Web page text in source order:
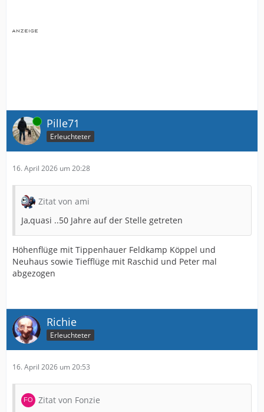
Online Pille71
Erleuchteter
16. April 2026 um 20:28
Zitat von ami
Ja,quasi ..50 Jahre auf der Stelle getreten
Höhenflüge mit Tippenhauer Feldkamp Köppel und
Neuhaus sowie Tiefflüge mit Raschid und Peter mal
abgezogen
Richie
Erleuchteter
16. April 2026 um 20:53
Zitat von Fonzie